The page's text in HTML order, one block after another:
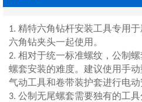
1. 精特六角钻杆安装工具专用
六角钻夹头一起使用。
2. 相对于统一标准螺纹，公制
螺套安装的难度。建议使用手
气动工具和卷带装护套进行电动
3. 公制无尾螺套需要独有的工